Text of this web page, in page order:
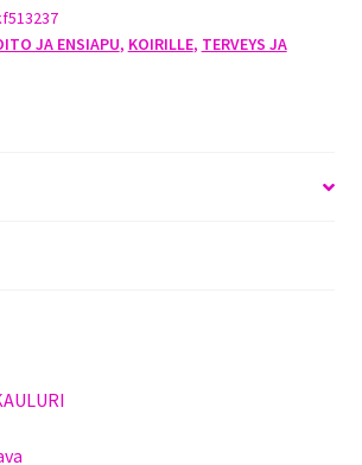
JA ENSIAPU, KOIRILLE, TERVEYS JA